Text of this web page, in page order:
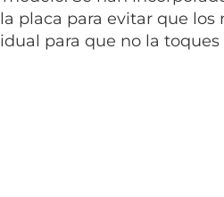
placa para evitar que los
para que no la